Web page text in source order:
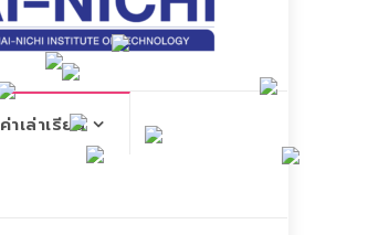
ค่าเล่าเรียน